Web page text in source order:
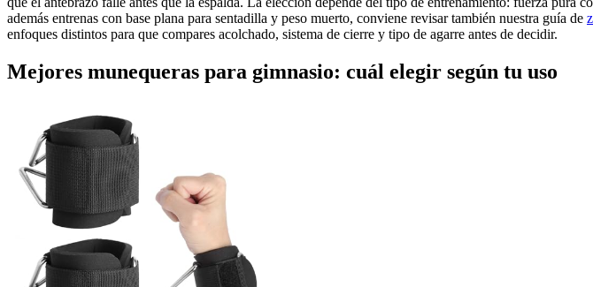
además entrenas con base plana para sentadilla y peso muerto, conviene revisar también nuestra guía de
enfoques distintos para que compares acolchado, sistema de cierre y tipo de agarre antes de decidir.
Mejores munequeras para gimnasio: cuál elegir según tu uso